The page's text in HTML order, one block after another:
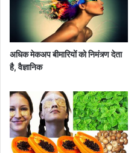
अधिक मेकअप बीमारियों को निमंत्र्ण देता
है, वैज्ञानिक